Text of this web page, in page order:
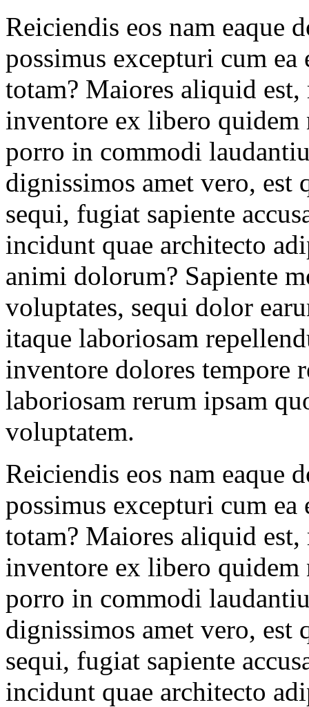
Reiciendis eos nam eaque
possimus excepturi cum
totam? Maiores aliquid est,
inventore ex libero
porro in commodi
dignissimos amet vero, est
sequi, fugiat sapiente
incidunt quae architecto
animi dolorum? Sapiente
voluptates, sequi dolor
itaque laboriosam
inventore dolores tempore
laboriosam rerum ipsam
voluptatem.
Reiciendis eos nam eaque
possimus excepturi cum
totam? Maiores aliquid est,
inventore ex libero
porro in commodi
dignissimos amet vero, est
sequi, fugiat sapiente
incidunt quae architecto